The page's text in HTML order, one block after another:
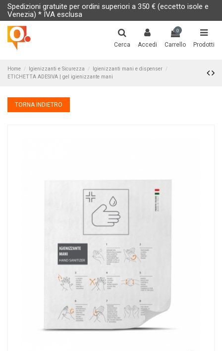
Spedizioni gratuite per ordini superiori a 350 € (eccetto isole e
Venezia) * IVA esclusa
Cerca Accedi
0
Carrello Prodotti
Home Igienizzanti e Sicurezza
Igienizzanti mani e dispenser
ETICHETTA ADESIVA | gel igienizzante mani
TORNA INDIETRO